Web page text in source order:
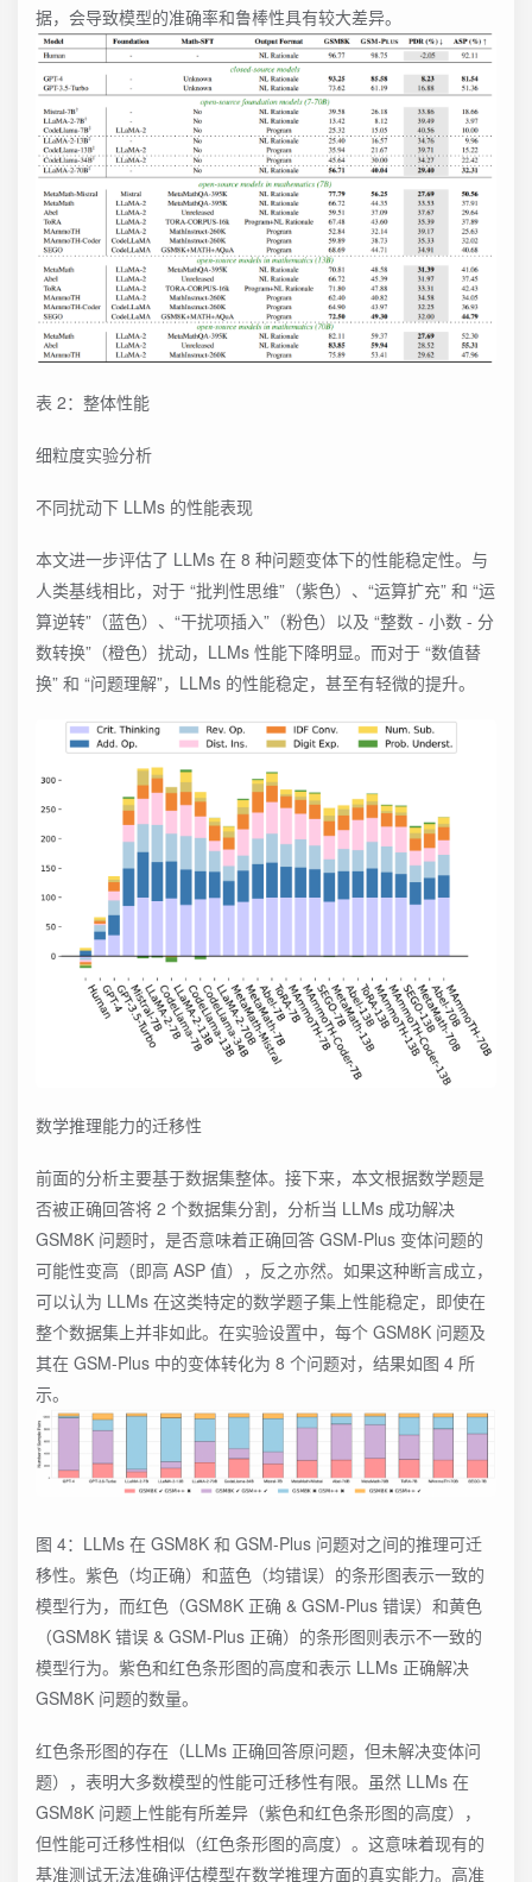
据，会导致模型的准确率和鲁棒性具有较大差异。
表 2：整体性能
细粒度实验分析
不同扰动下 LLMs 的性能表现
本文进一步评估了 LLMs 在 8 种问题变体下的性能稳定性。与
人类基线相比，对于 “批判性思维”（紫色）、“运算扩充” 和 “运
算逆转”（蓝色）、“干扰项插入”（粉色）以及 “整数 - 小数 - 分
数转换”（橙色）扰动，LLMs 性能下降明显。而对于 “数值替
换” 和 “问题理解”，LLMs 的性能稳定，甚至有轻微的提升。
数学推理能力的迁移性
前面的分析主要基于数据集整体。接下来，本文根据数学题是
否被正确回答将 2 个数据集分割，分析当 LLMs 成功解决
GSM8K 问题时，是否意味着正确回答 GSM-Plus 变体问题的
可能性变高（即高 ASP 值），反之亦然。如果这种断言成立，
可以认为 LLMs 在这类特定的数学题子集上性能稳定，即使在
整个数据集上并非如此。在实验设置中，每个 GSM8K 问题及
其在 GSM-Plus 中的变体转化为 8 个问题对，结果如图 4 所
示。
图 4：LLMs 在 GSM8K 和 GSM-Plus 问题对之间的推理可迁
移性。紫色（均正确）和蓝色（均错误）的条形图表示一致的
模型行为，而红色（GSM8K 正确 & GSM-Plus 错误）和黄色
（GSM8K 错误 & GSM-Plus 正确）的条形图则表示不一致的
模型行为。紫色和红色条形图的高度和表示 LLMs 正确解决
GSM8K 问题的数量。
红色条形图的存在（LLMs 正确回答原问题，但未解决变体问
题），表明大多数模型的性能可迁移性有限。虽然 LLMs 在
GSM8K 问题上性能有所差异（紫色和红色条形图的高度），
但性能可迁移性相似（红色条形图的高度）。这意味着现有的
基准测试无法准确评估模型在数学推理方面的真实能力。高准